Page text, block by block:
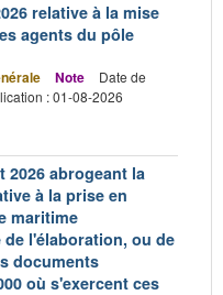
relative à la mise
agents du pôle
Note
Date de
: 01-08-2026
2026 abrogeant la
à la prise en
maritime
l'élaboration, ou de
documents
où s'exercent ces